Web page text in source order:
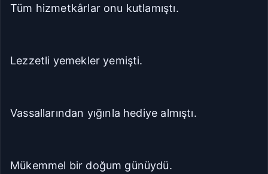
Tüm hizmetkârlar onu kutlamıştı.
Lezzetli yemekler yemişti.
Vassallarından yığınla hediye almıştı.
Mükemmel bir doğum günüydü.